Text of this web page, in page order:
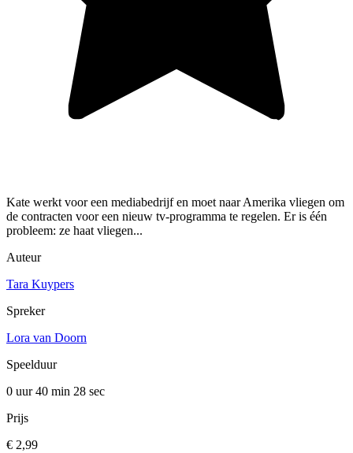
Kate werkt voor een mediabedrijf en moet naar Amerika vliegen om
de contracten voor een nieuw tv-programma te regelen. Er is één
probleem: ze haat vliegen...
Auteur
Tara Kuypers
Spreker
Lora van Doorn
Speelduur
0 uur 40 min 28 sec
Prijs
€ 2,99